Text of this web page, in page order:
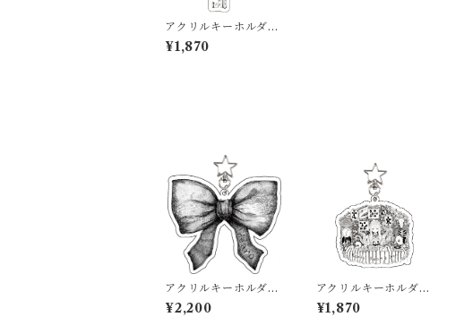
アクリルキーホルダー
鍵 小
¥1,870
アクリルキーホルダー
リボン 大
¥2,200
アクリルキーホルダー
スタジオ青 小
¥1,870